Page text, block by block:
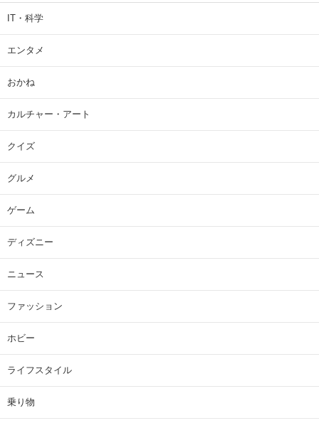
IT・科学
エンタメ
おかね
カルチャー・アート
クイズ
グルメ
ゲーム
ディズニー
ニュース
ファッション
ホビー
ライフスタイル
乗り物